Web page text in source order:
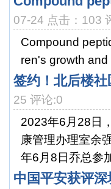
07-24 点击：103
Compound
ren's growth
签约！北后楼
25 评论:0
2023年6月28日
康管理办理室余
年6月8日乔总参
中国平安获评